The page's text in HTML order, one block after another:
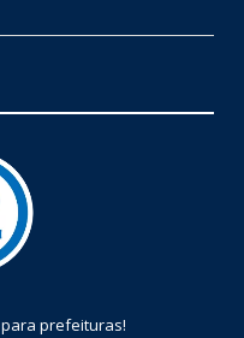
prefeituras!